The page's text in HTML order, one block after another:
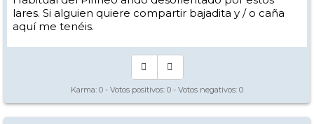
lares. Si alguien quiere compartir bajadita y / o caña
aquí me tenéis.
Karma: 0 - Votos positivos: 0 - Votos negativos: 0